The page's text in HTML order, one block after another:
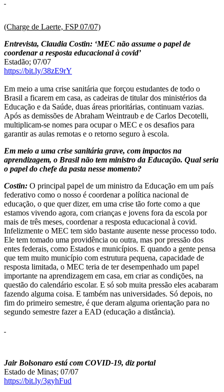
(Charge de Laerte, FSP 07/07)
Entrevista, Claudia Costin: ‘MEC não assume o papel de
coordenar a resposta educacional à covid’
Estadão; 07/07
https://bit.ly/38zE9rY
Em meio a uma crise sanitária que forçou estudantes de todo o
Brasil a ficarem em casa, as cadeiras de titular dos ministérios da
Educação e da Saúde, duas áreas prioritárias, continuam vazias.
Após as demissões de Abraham Weintraub e de Carlos Decotelli,
multiplicam-se nomes para ocupar o MEC e os desafios para
garantir as aulas remotas e o retorno seguro à escola.
Em meio a uma crise sanitária grave, com impactos na
aprendizagem, o Brasil não tem ministro da Educação. Qual seria
o papel do chefe da pasta nesse momento?
Costin: O principal papel de um ministro da Educação em um país
federativo como o nosso é coordenar a política nacional de
educação, o que quer dizer, em uma crise tão forte como a que
estamos vivendo agora, com crianças e jovens fora da escola por
mais de três meses, coordenar a resposta educacional à covid.
Infelizmente o MEC tem sido bastante ausente nesse processo todo.
Ele tem tomado uma providência ou outra, mas por pressão dos
entes federais, como Estados e municípios. E quando a gente pensa
que tem muito município com estrutura pequena, capacidade de
resposta limitada, o MEC teria de ter desempenhado um papel
importante na aprendizagem em casa, em criar as condições, na
questão do calendário escolar. E só sob muita pressão eles acabaram
fazendo alguma coisa. E também nas universidades. Só depois, no
fim do primeiro semestre, é que deram alguma orientação para no
segundo semestre fazer a EAD (educação a distância).
Jair Bolsonaro está com COVID-19, diz portal
Estado de Minas; 07/07
https://bit.ly/3gyhFud